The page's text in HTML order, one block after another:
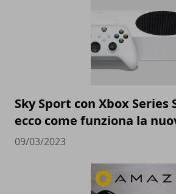
Sky Sport con Xbox Series
ecco come funziona la
09/03/2023